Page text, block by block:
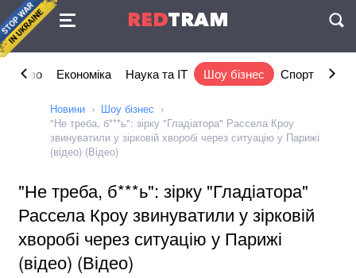
REDTRAM
Угода
Економіка Наука та IT Шоу бізнес Спорт
Новини
Шоу бізнес
"Не треба, б***ь": зірку "Гладіатора" Рассела Кроу
звинуватили у зірковій хворобі через ситуацію у Парижі
(відео) (Відео)
"Не треба, б***ь": зірку "Гладіатора"
Рассела Кроу звинуватили у зірковій
хворобі через ситуацію у Парижі
(відео) (Відео)